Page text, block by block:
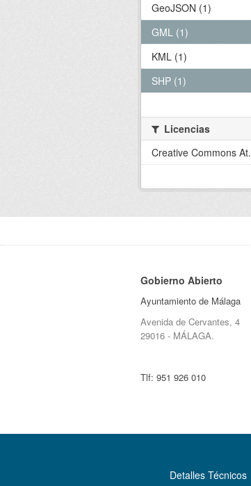
GeoJSON (1)
GML (1)
KML (1)
SHP (1)
Licencias
Creative Commons
Gobierno Abierto
Ayuntamiento de Málaga
Avenida de Cervantes, 4
29016 - MÁLAGA.
Tlf: 951 926 010
Detalles Técnicos